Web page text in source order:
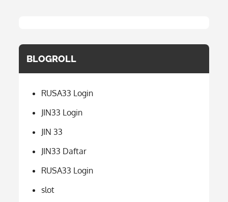
BLOGROLL
RUSA33 Login
JIN33 Login
JIN 33
JIN33 Daftar
RUSA33 Login
slot